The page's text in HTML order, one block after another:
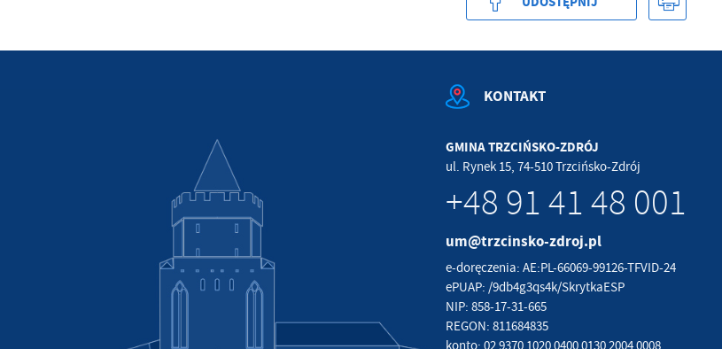
KONTAKT
GMINA TRZCIŃSKO-ZDRÓJ
ul. Rynek 15, 74-510 Trzcińsko-Zdrój
+48 91 41 48 001
um@trzcinsko-zdroj.pl
e-doręczenia: AE:PL-66069-99126-TFVID-24
ePUAP: /9db4g3qs4k/SkrytkaESP
NIP: 858-17-31-665
REGON: 811684835
konto: 02 9370 1020 0400 0130 2004 0008